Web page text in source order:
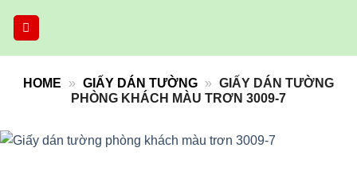
HOME » GIẤY DÁN TƯỜNG » GIẤY DÁN TƯỜNG
PHÒNG KHÁCH MÀU TRƠN 3009-7